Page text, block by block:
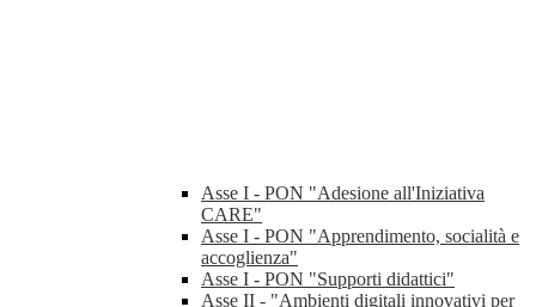
Asse I - PON "Adesione all'Iniziativa
CARE"
Asse I - PON "Apprendimento, socialità e
accoglienza"
Asse I - PON "Supporti didattici"
Asse II - "Ambienti digitali innovativi per